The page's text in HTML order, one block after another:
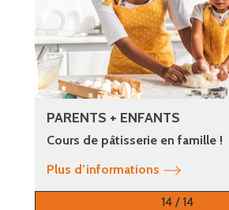
PARENTS + ENFANTS
Cours de pâtisserie en famille !
Plus d’informations
14 / 14